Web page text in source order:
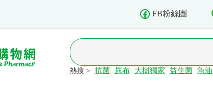
FB粉絲團
熱搜 > 抗菌 尿布 大樹獨家 益生菌 魚油